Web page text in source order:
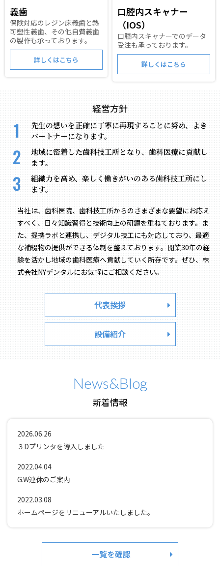
義歯
保険対応のレジン床義歯と熱
可塑性義歯、 その他自費義歯
の製作も承っております。
詳しくはこちら
口腔内スキャナー
（IOS）
口腔内スキャナーでのデータ
受注も承っております。
詳しくはこちら
経営方針
先生の想いを正確に丁寧に再現することに努め、
よき
パートナーになります。
地域に密着した歯科技工所となり、 歯科医療に貢献し
ます。
組織力を高め、 楽しく働きがいのある歯科技工所にし
ます。
当社は、歯科医院、歯科技工所からのさまざまな要望にお応え
すべく、日々知識習得と技術向上の研鑽を重ねております。 ま
た、提携ラボと連携し、デジタル技工にも対応しており、最適
な補綴物の提供ができる体制を整えております。 開業30年の経
験を活かし地域の歯科医療へ貢献していく所存です。 ぜひ、株
式会社NYデンタルにお気軽にご相談ください。
代表挨拶
設備紹介
News&Blog
新着情報
2026.06.26
３Dプリンタを導入しました
2022.04.04
G.W連休のご案内
2022.03.08
ホームページをリニューアルいたしました。
一覧を確認